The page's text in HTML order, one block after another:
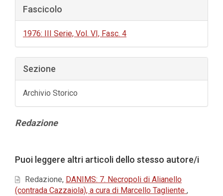
Fascicolo
1976: III Serie, Vol. VI, Fasc. 4
Sezione
Archivio Storico
Contenuto
Redazione
dell'articolo
Puoi leggere altri articoli dello stesso autore/i
Redazione, DANIMS: 7. Necropoli di Alianello
(contrada Cazzaiola), a cura di Marcello Tagliente ,